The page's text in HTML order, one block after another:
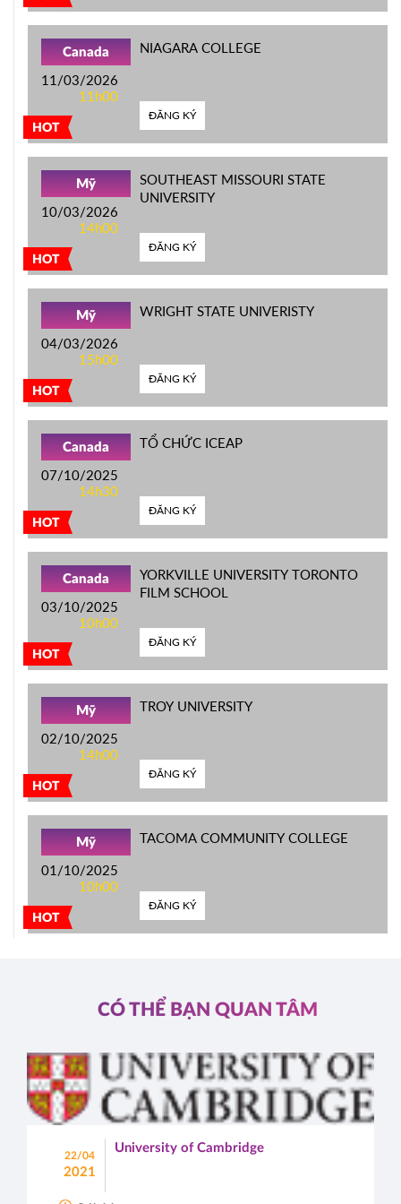
HOT
Canada
11/03/2026
11h00
NIAGARA COLLEGE
ĐĂNG KÝ
HOT
Mỹ
10/03/2026
14h00
SOUTHEAST MISSOURI STATE
UNIVERSITY
ĐĂNG KÝ
HOT
Mỹ
04/03/2026
15h00
WRIGHT STATE UNIVERISTY
ĐĂNG KÝ
HOT
Canada
07/10/2025
14h30
TỔ CHỨC ICEAP
ĐĂNG KÝ
HOT
Canada
03/10/2025
10h00
YORKVILLE UNIVERSITY TORONTO
FILM SCHOOL
ĐĂNG KÝ
HOT
Mỹ
02/10/2025
14h00
TROY UNIVERSITY
ĐĂNG KÝ
HOT
Mỹ
01/10/2025
10h00
TACOMA COMMUNITY COLLEGE
ĐĂNG KÝ
CÓ THỂ BẠN QUAN TÂM
22/04
2021
University of Cambridge